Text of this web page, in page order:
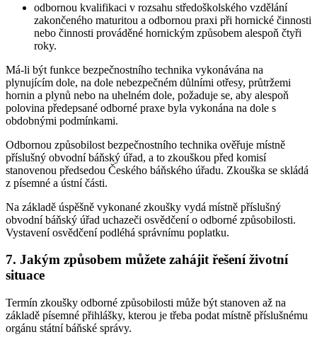
odbornou kvalifikaci v rozsahu středoškolského vzdělání
zakončeného maturitou a odbornou praxi při hornické činnosti
nebo činnosti prováděné hornickým způsobem alespoň čtyři
roky.
Má-li být funkce bezpečnostního technika vykonávána na
plynujícím dole, na dole nebezpečném důlními otřesy, průtržemi
hornin a plynů nebo na uhelném dole, požaduje se, aby alespoň
polovina předepsané odborné praxe byla vykonána na dole s
obdobnými podmínkami.
Odbornou způsobilost bezpečnostního technika ověřuje místně
příslušný obvodní báňský úřad, a to zkouškou před komisí
stanovenou předsedou Českého báňského úřadu. Zkouška se skládá
z písemné a ústní části.
Na základě úspěšně vykonané zkoušky vydá místně příslušný
obvodní báňský úřad uchazeči osvědčení o odborné způsobilosti.
Vystavení osvědčení podléhá správnímu poplatku.
7. Jakým způsobem můžete zahájit řešení životní
situace
Termín zkoušky odborné způsobilosti může být stanoven až na
základě písemné přihlášky, kterou je třeba podat místně příslušnému
orgánu státní báňské správy.